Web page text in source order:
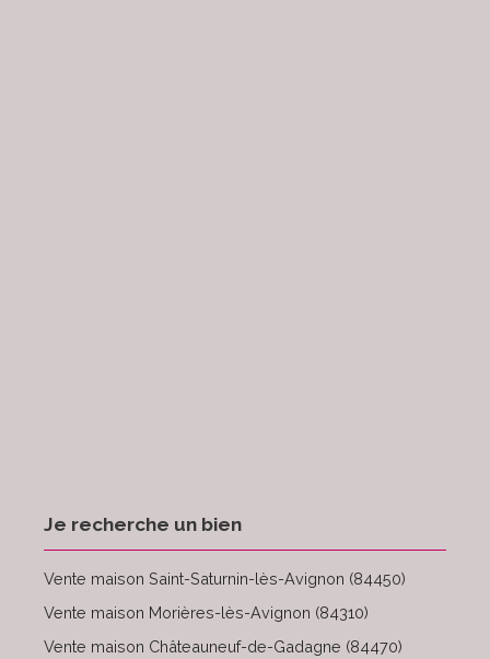
Je recherche un bien
Vente maison Saint-Saturnin-lès-Avignon (84450)
Vente maison Morières-lès-Avignon (84310)
Vente maison Châteauneuf-de-Gadagne (84470)